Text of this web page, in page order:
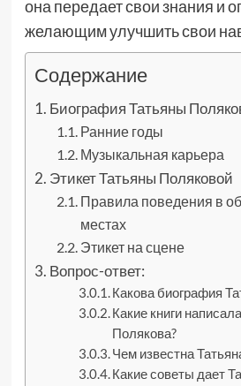
она передает свои знания и
желающим улучшить свои
Содержание
Биография Татьяны
Ранние годы
Музыкальная карьера
Этикет Татьяны Поляковой
Правила поведения в
местах
Этикет на сцене
Вопрос-ответ:
Какова биография
Какие книги
Полякова?
Чем известна
Какие советы дает